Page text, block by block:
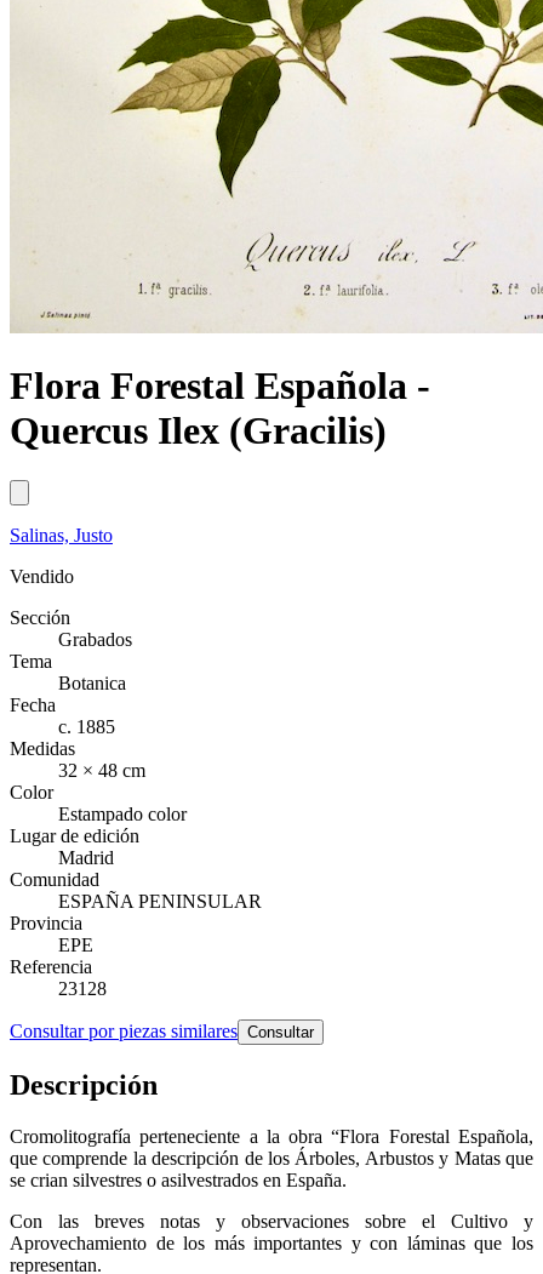
Flora Forestal Española -
Quercus Ilex (Gracilis)
Salinas, Justo
Vendido
Sección
Grabados
Tema
Botanica
Fecha
c. 1885
Medidas
32 × 48 cm
Color
Estampado color
Lugar de edición
Madrid
Comunidad
ESPAÑA PENINSULAR
Provincia
EPE
Referencia
23128
Consultar por piezas similares Consultar
Descripción
Cromolitografía perteneciente a la obra “Flora Forestal Española,
que comprende la descripción de los Árboles, Arbustos y Matas que
se crian silvestres o asilvestrados en España.
Con las breves notas y observaciones sobre el Cultivo y
Aprovechamiento de los más importantes y con láminas que los
representan.